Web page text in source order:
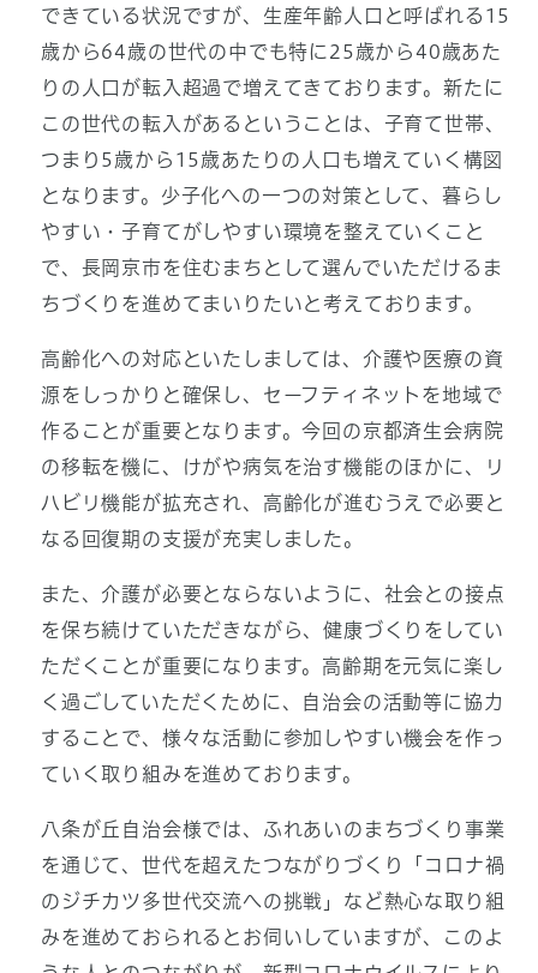
できている状況ですが、生産年齢人口と呼ばれる15
歳から64歳の世代の中でも特に25歳から40歳あた
りの人口が転入超過で増えてきております。新たに
この世代の転入があるということは、子育て世帯、
つまり5歳から15歳あたりの人口も増えていく構図
となります。少子化への一つの対策として、暮らし
やすい・子育てがしやすい環境を整えていくこと
で、長岡京市を住むまちとして選んでいただけるま
ちづくりを進めてまいりたいと考えております。
高齢化への対応といたしましては、介護や医療の資
源をしっかりと確保し、セーフティネットを地域で
作ることが重要となります。今回の京都済生会病院
の移転を機に、けがや病気を治す機能のほかに、リ
ハビリ機能が拡充され、高齢化が進むうえで必要と
なる回復期の支援が充実しました。
また、介護が必要とならないように、社会との接点
を保ち続けていただきながら、健康づくりをしてい
ただくことが重要になります。高齢期を元気に楽し
く過ごしていただくために、自治会の活動等に協力
することで、様々な活動に参加しやすい機会を作っ
ていく取り組みを進めております。
八条が丘自治会様では、ふれあいのまちづくり事業
を通じて、世代を超えたつながりづくり「コロナ禍
のジチカツ多世代交流への挑戦」など熱心な取り組
みを進めておられるとお伺いしていますが、このよ